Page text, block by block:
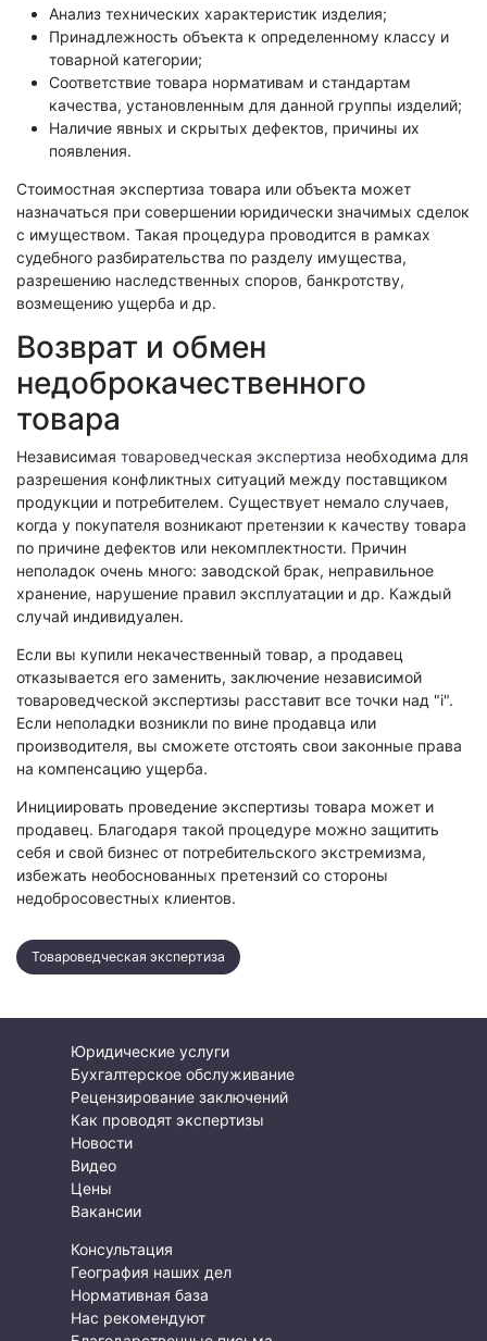
Экспертиза игрового оборудования
Пожарно-техническая экспертиза
Экологическая экспертиза
Физико-химическая экспертиза
Юридико-лингвистическая экспертиза
Юридическая экспертиза
Исследования на полиграфе
Комплексная экспертиза
Геммологическая экспертиза (ювелирная)
Заключение эксперта на иностранном языке
Приемка квартиры
Электротехническая экспертиза
Анализ технических характеристик изделия;
Принадлежность объекта к определенному классу и
товарной категории;
Соответствие товара нормативам и стандартам
качества, установленным для данной группы изделий;
Наличие явных и скрытых дефектов, причины их
появления.
Стоимостная экспертиза товара или объекта может
назначаться при совершении юридически значимых сделок
с имуществом. Такая процедура проводится в рамках
судебного разбирательства по разделу имущества,
разрешению наследственных споров, банкротству,
возмещению ущерба и др.
Возврат и обмен
недоброкачественного
товара
Независимая товароведческая экспертиза необходима для
разрешения конфликтных ситуаций между поставщиком
продукции и потребителем. Существует немало случаев,
когда у покупателя возникают претензии к качеству товара
по причине дефектов или некомплектности. Причин
неполадок очень много: заводской брак, неправильное
хранение, нарушение правил эксплуатации и др. Каждый
случай индивидуален.
Если вы купили некачественный товар, а продавец
отказывается его заменить, заключение независимой
товароведческой экспертизы расставит все точки над "i".
Если неполадки возникли по вине продавца или
производителя, вы сможете отстоять свои законные права
на компенсацию ущерба.
Инициировать проведение экспертизы товара может и
продавец. Благодаря такой процедуре можно защитить
себя и свой бизнес от потребительского экстремизма,
избежать необоснованных претензий со стороны
недобросовестных клиентов.
Товароведческая экспертиза
Юридические услуги
Бухгалтерское обслуживание
Рецензирование заключений
Как проводят экспертизы
Новости
Видео
Цены
Вакансии
Консультация
География наших дел
Нормативная база
Нас рекомендуют